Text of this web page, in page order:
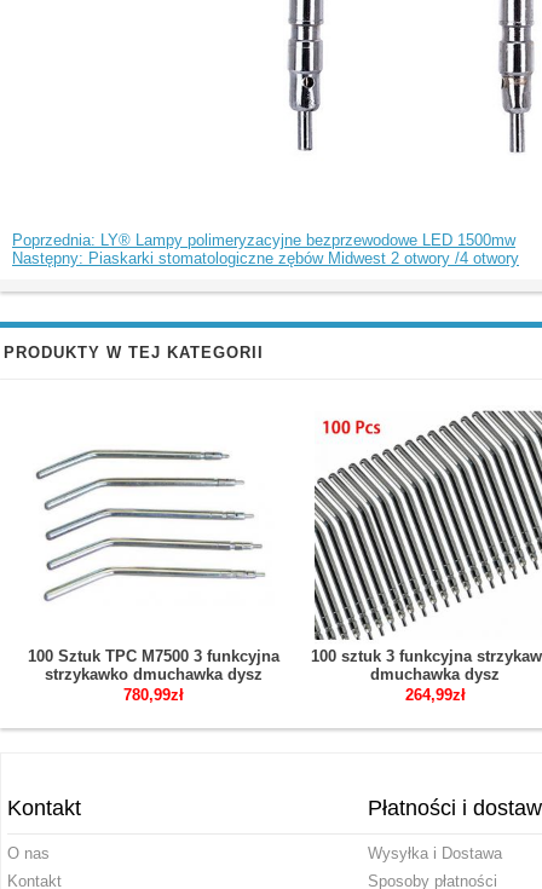
Poprzednia: LY® Lampy polimeryzacyjne bezprzewodowe LED 1500mw
Następny: Piaskarki stomatologiczne zębów Midwest 2 otwory /4 otwory
PRODUKTY W TEJ KATEGORII
100 Sztuk TPC M7500 3 funkcyjna
strzykawko dmuchawka dysz
780,99zł
100 sztuk 3 funkcyjna
dmuchawka dysz
264,99zł
Kontakt
O nas
Kontakt
Płatności i
Wysyłka i Dostawa
Sposoby płatności